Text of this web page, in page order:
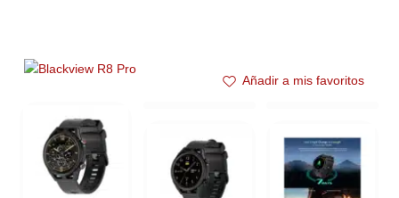
Añadir a mis favoritos